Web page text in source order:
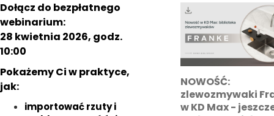
Dołącz do bezpłatnego
webinarium:
28 kwietnia 2026, godz.
10:00
Pokażemy Ci w praktyce,
jak:
importować rzuty i
NOWOŚĆ:
zlewozmywaki
w KD Max -